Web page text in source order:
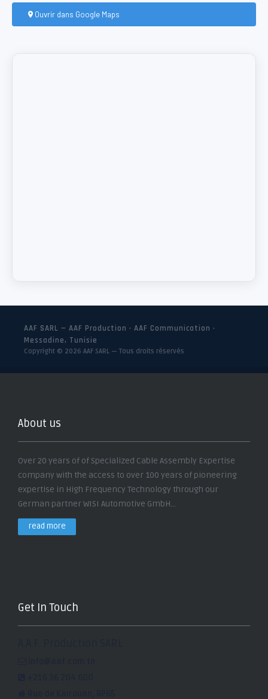
Ouvrir dans Google Maps
AAF SARL — AAF Production · AAF Communication ·
Messadine, Tunisie
Copyright © 2026 AAF SARL — Tous droits réservés
About us
Over 20 years of of Specialized Cable Assembly Expertise
company with the access to over 100 years of pioneering
expertise in High Frequency Technology through our
German partner WISI Automotive GmbH...
read more
Get In Touch